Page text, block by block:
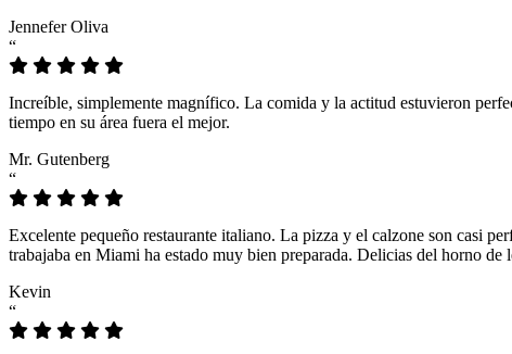
Jennefer Oliva
“
Increíble, simplemente magnífico. La comida y la actitud estuvieron
tiempo en su área fuera el mejor.
Mr. Gutenberg
“
Excelente pequeño restaurante italiano. La pizza y el calzone son casi
trabajaba en Miami ha estado muy bien preparada. Delicias del horno de
Kevin
“